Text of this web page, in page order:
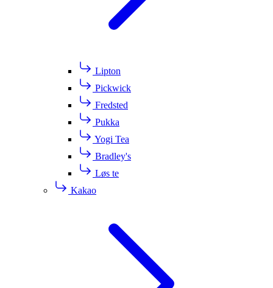
Lipton
Pickwick
Fredsted
Pukka
Yogi Tea
Bradley's
Løs te
Kakao